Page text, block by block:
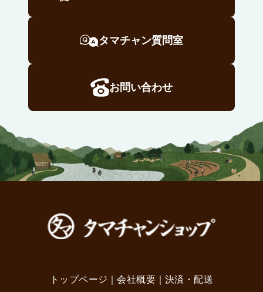
タマチャン質問室
お問い合わせ
トップページ ｜会社概要 決済・配送